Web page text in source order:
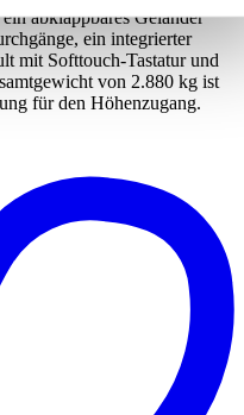
abklappbares Geländer
ein integrierter
mit Softtouch-Tastatur und
von 2.880 kg ist
für den Höhenzugang.